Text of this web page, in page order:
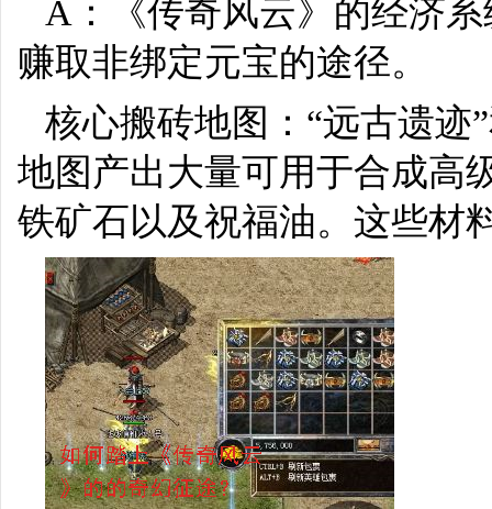
A：《传奇风云》的经济
赚取非绑定元宝的途径。
核心搬砖地图：“远古遗迹
地图产出大量可用于合成高
铁矿石以及祝福油。这些材